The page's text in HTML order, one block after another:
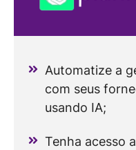
Automatize a
com seus
usando IA;
Tenha acesso